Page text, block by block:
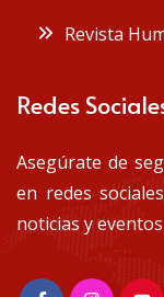
Revista
Redes
Asegúrate de
en redes
noticias y